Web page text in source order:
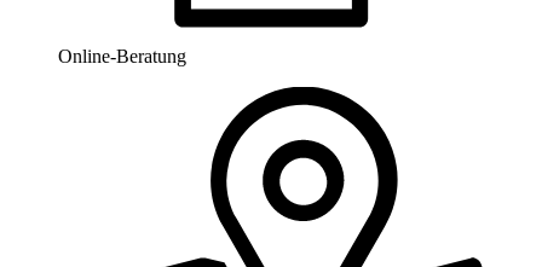
Online-Beratung